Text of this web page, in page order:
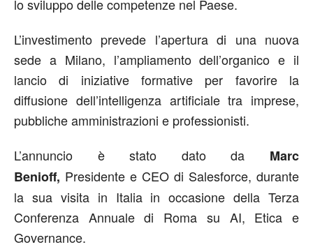
lo sviluppo delle competenze nel Paese.
L’investimento prevede l’apertura di una nuova
sede a Milano, l’ampliamento dell’organico e il
lancio di iniziative formative per favorire la
diffusione dell’intelligenza artificiale tra imprese,
pubbliche amministrazioni e professionisti.
L’annuncio è stato dato da Marc
Benioff, Presidente e CEO di Salesforce, durante
la sua visita in Italia in occasione della Terza
Conferenza Annuale di Roma su AI, Etica e
Governance.